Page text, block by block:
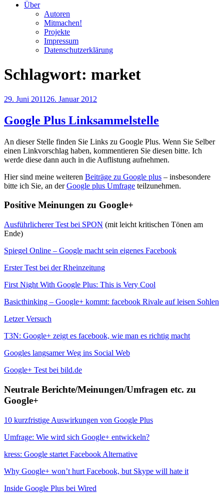
Über
Autoren
Mitmachen!
Projekte
Impressum
Datenschutzerklärung
Schlagwort: market
Veröffentlicht
29. Juni 2011 26. Januar 2012
Google Plus Linksammelstelle
An dieser Stelle finden Sie Links zu Google Plus. Wenn Sie Selber
einen Linkvorschlag haben, kommentieren Sie diesen bitte. Ich
werde diese dann auch in die Auflistung aufnehmen.
Hier sind meine weiteren Beiträge zu Google plus – insbesondere
bitte ich Sie, an derGoogle plus Umfrage teilzunehmen.
Positive Meinungen zu Google+
Ausführlicherer Test bei SPON (mit leicht kritischen Tönen am
Ende)
Spiegel Online – Google macht sein eigenes Facebook
Erster Test bei der Rheinzeitung
First Night With Google Plus: This is Very Cool
Basicthinking – Google+ kommt: facebook Rivale auf leisen Sohlen
Letzer Versuch
T3N: Google+ zeigt es facebook, wie man es richtig macht
Googles langsamer Weg ins Social Web
Google+ Test bei bild.de
Neutrale Berichte/Meinungen/Umfragen etc. zu
Google+
10 kurzfristige Auswirkungen von Google Plus
Umfrage: Wie wird sich Google+ entwickeln?
kress: Google startet Facebook Alternative
Why Google+ won’t hurt Facebook, but Skype will hate it
Inside Google Plus bei Wired